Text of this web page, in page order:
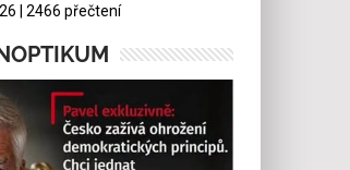
| 2466 přečtení